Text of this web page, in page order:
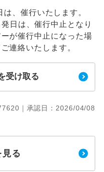
、催行いたします。
日は、催行中止となり
が催行中止になった場
連絡いたします。
受け取る
｜承認日：2026/04/08
る